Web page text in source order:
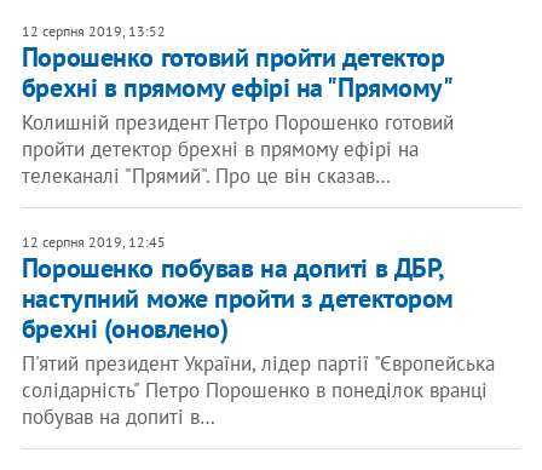
12 серпня 2019, 13:52
Порошенко готовий пройти детектор
брехні в прямому ефірі на "Прямому"
Колишній президент Петро Порошенко готовий
пройти детектор брехні в прямому ефірі на
телеканалі "Прямий". Про це він сказав…
12 серпня 2019, 12:45
Порошенко побував на допиті в ДБР,
наступний може пройти з детектором
брехні (оновлено)
П'ятий президент України, лідер партії "Європейська
солідарність" Петро Порошенко в понеділок вранці
побував на допиті в…